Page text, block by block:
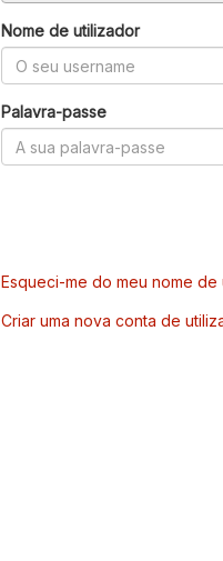
Nome de utilizador
Palavra-passe
Esqueci-me do meu nome
Criar uma nova conta de